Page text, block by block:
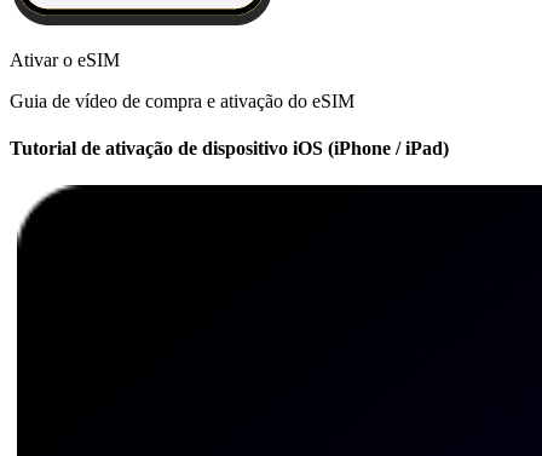
Ativar o eSIM
Guia de vídeo de compra e ativação do eSIM
Tutorial de ativação de dispositivo iOS (iPhone / iPad)